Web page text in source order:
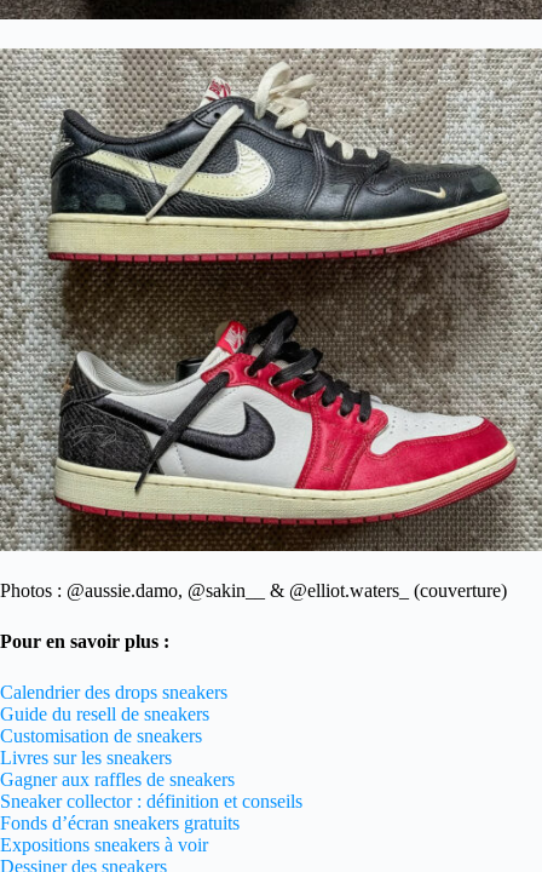
Photos : @aussie.damo, @sakin__ & @elliot.waters_ (couverture)
Pour en savoir plus :
Calendrier des drops sneakers
Guide du resell de sneakers
Customisation de sneakers
Livres sur les sneakers
Gagner aux raffles de sneakers
Sneaker collector : définition et conseils
Fonds d’écran sneakers gratuits
Expositions sneakers à voir
Dessiner des sneakers